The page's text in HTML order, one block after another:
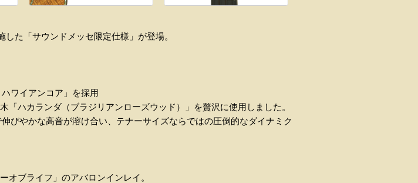
た「サウンドメッセ限定仕様」が登場。
ワイアンコア」を採用
ハカランダ（ブラジリアンローズウッド）」を贅沢に使用しました。
びやかな高音が溶け合い、テナーサイズならではの圧倒的なダイナミク
オブライフ」のアバロンインレイ。